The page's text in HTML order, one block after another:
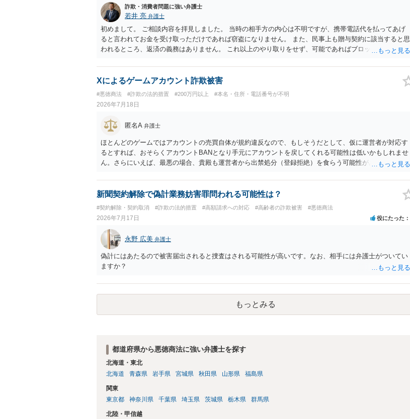
詐欺・消費者問題に強い弁護士
若井 亮 弁護士
初めまして。 ご相談内容を拝見しました。 当時の相手方の内心は不明ですが、携帯電話代を払ってあげ
ると言われてお金を受け取っただけであれば窃盗になりません。 また、民事上も贈与契約に該当すると思
われるところ、返済の義務はありません。 これ以上のやり取りをせず、可能であればブロックをするよう
になれば幸いです。
Xによるゲームアカウント詐欺被害
#悪徳商法 #詐欺の法的措置 #200万円以上 #本名・住所・電話番号が不明
2026年7月18日
匿名A 弁護士
ほとんどのゲームではアカウントの売買自体が規約違反なので、もしそうだとして、仮に運営者が対応す
るとすれば、おそらくアカウントBANとなり手元にアカウントを戻してくれる可能性は低いかもしれませ
ん。さらにいえば、最悪の場合、貴殿も運営者から出禁処分（登録拒絶）を食らう可能性があります。R
変わるかもしれませんが…
新聞契約解除で偽計業務妨害罪問われる可能性は？
#契約解除・契約取消 #詐欺の法的措置 #高額請求への対応 #高齢者の詐欺被害 #悪徳商法
2026年7月17日 役にたった
永野 広美 弁護士
偽計にはあたるので被害届出されると捜査はされる可能性が高いです。なお、相手には弁護士がついてい
ますか？
もっとみる
都道府県から悪徳商法に強い弁護士を探す
北海道・東北
北海道
青森県 岩手県 宮城県 秋田県 山形県 福島県
関東
東京都
神奈川県 千葉県 埼玉県 茨城県 栃木県 群馬県
北陸・甲信越